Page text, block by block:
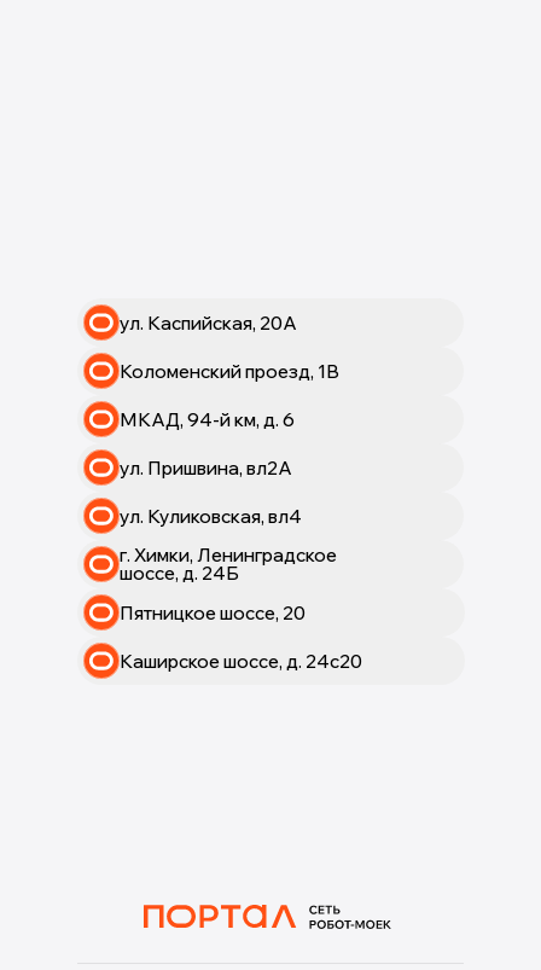
ул. Каспийская, 20А
Коломенский проезд, 1В
МКАД, 94-й км, д. 6
ул. Пришвина, вл2А
ул. Куликовская, вл4
г. Химки, Ленинградское
шоссе, д. 24Б
Пятницкое шоссе, 20
Каширское шоссе, д. 24с20